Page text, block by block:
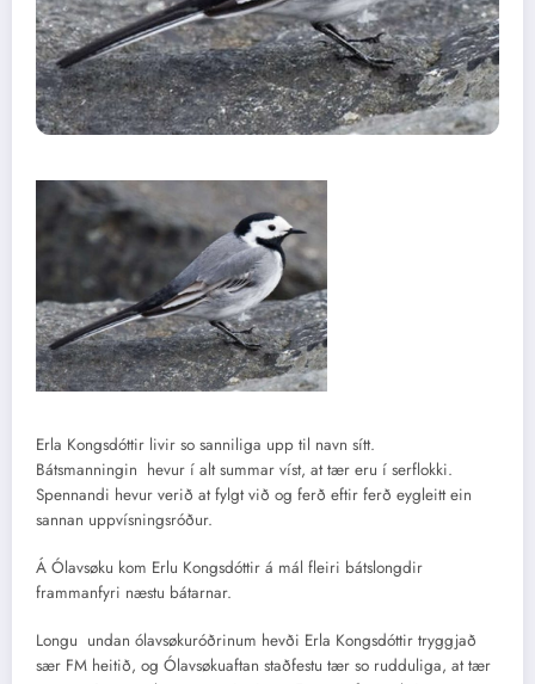
Erla Kongsdóttir livir so sanniliga upp til navn sítt.
Bátsmanningin hevur í alt summar víst, at tær eru í serflokki.
Spennandi hevur verið at fylgt við og ferð eftir ferð eygleitt ein
sannan uppvísningsróður.
Á Ólavsøku kom Erlu Kongsdóttir á mál fleiri bátslongdir
frammanfyri næstu bátarnar.
Longu undan ólavsøkuróðrinum hevði Erla Kongsdóttir tryggjað
sær FM heitið, og Ólavsøkuaftan staðfestu tær so rudduliga, at tær